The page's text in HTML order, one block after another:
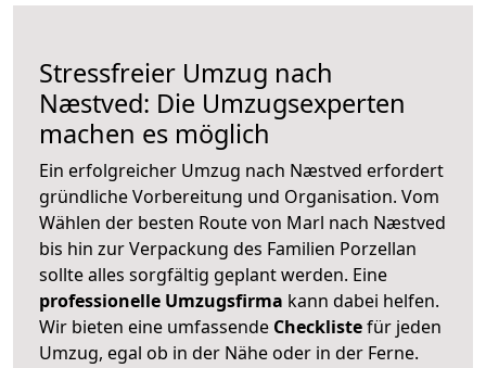
Stressfreier Umzug nach
Næstved: Die Umzugsexperten
machen es möglich
Ein erfolgreicher Umzug nach Næstved erfordert
gründliche Vorbereitung und Organisation. Vom
Wählen der besten Route von Marl nach Næstved
bis hin zur Verpackung des Familien Porzellan
sollte alles sorgfältig geplant werden. Eine
professionelle Umzugsfirma kann dabei helfen.
Wir bieten eine umfassende Checklistefür jeden
Umzug, egal ob in der Nähe oder in der Ferne.